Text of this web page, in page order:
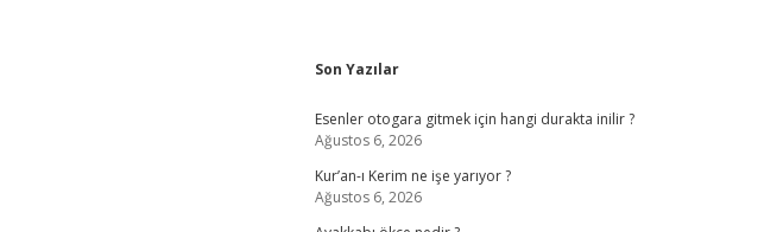
Sidebar
Son Yazılar
Esenler otogara gitmek için hangi durakta inilir ?
Ağustos 6, 2026
Kur’an-ı Kerim ne işe yarıyor ?
Ağustos 6, 2026